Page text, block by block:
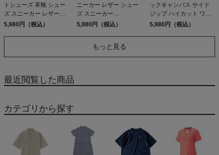
トシューズ 革靴 シュー
ズ スニーカー レザーシ
ューズ PALLADIUM
5,980円（税込）
ニーカー レザー シュー
ズ スニーカー
PALLADIUM PAMPA
5,980円（税込）
ックキャンバス サイド
ジップ ハイカット ワー
クブーツ シューズ スニ
トレット セール
5,980円（税込）
もっと見る
最近閲覧した商品
カテゴリから探す